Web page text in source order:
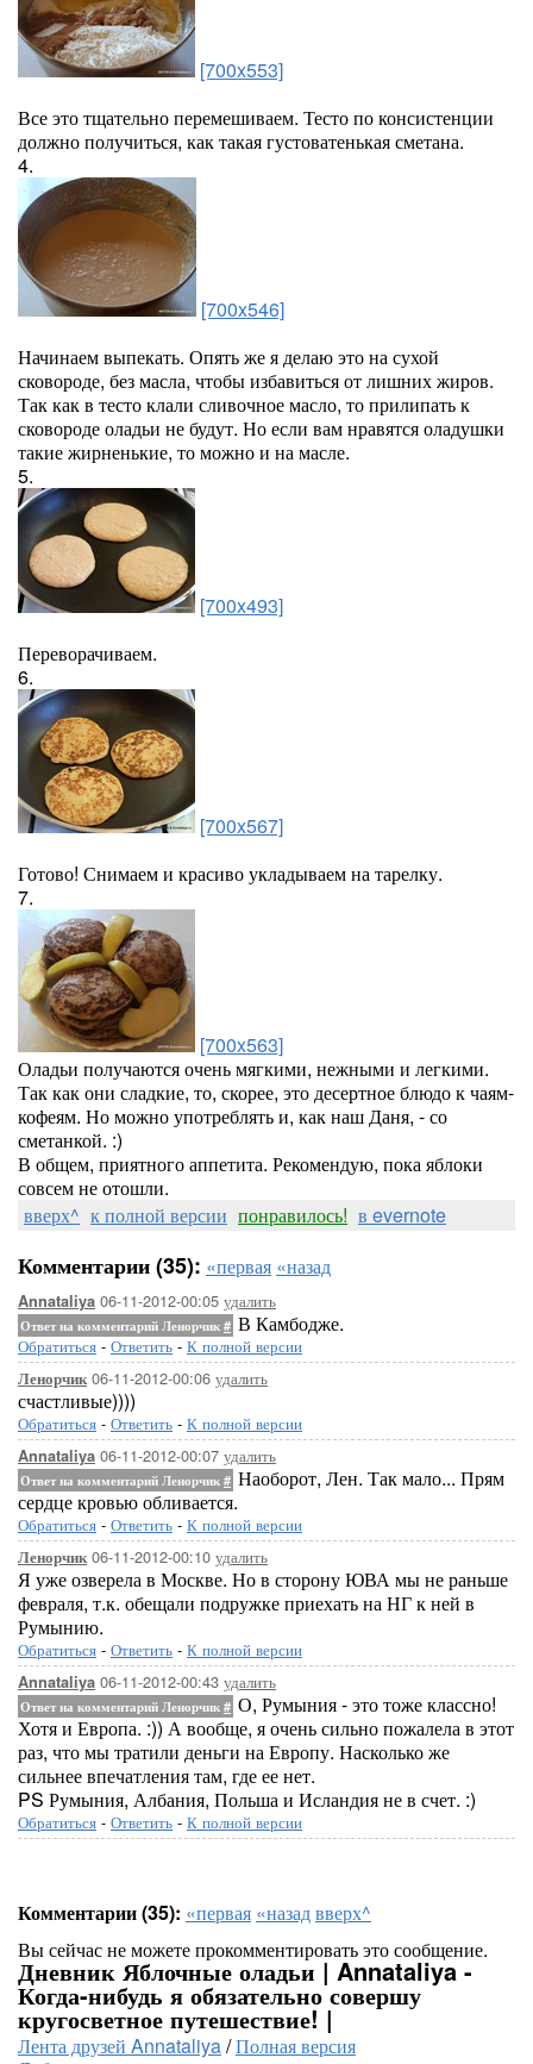
[700x553]
Все это тщательно перемешиваем. Тесто по консистенции
должно получиться, как такая густоватенькая сметана.
4.
[700x546]
Начинаем выпекать. Опять же я делаю это на сухой
сковороде, без масла, чтобы избавиться от лишних жиров.
Так как в тесто клали сливочное масло, то прилипать к
сковороде оладьи не будут. Но если вам нравятся оладушки
такие жирненькие, то можно и на масле.
5.
[700x493]
Переворачиваем.
6.
[700x567]
Готово! Снимаем и красиво укладываем на тарелку.
7.
[700x563]
Оладьи получаются очень мягкими, нежными и легкими.
Так как они сладкие, то, скорее, это десертное блюдо к чаям-
кофеям. Но можно употреблять и, как наш Даня, - со
сметанкой. :)
В общем, приятного аппетита. Рекомендую, пока яблоки
совсем не отошли.
вверх^ к полной версии понравилось! в evernote
Комментарии (35): «первая «назад
Annataliya 06-11-2012-00:05 удалить
Ответ на комментарий Ленорчик # В Камбодже.
Обратиться - Ответить - К полной версии
Ленорчик06-11-2012-00:06 удалить
счастливые))))
Обратиться - Ответить - К полной версии
Annataliya 06-11-2012-00:07 удалить
Ответ на комментарий Ленорчик # Наоборот, Лен. Так мало... Прям
сердце кровью обливается.
Обратиться - Ответить - К полной версии
Ленорчик06-11-2012-00:10 удалить
Я уже озверела в Москве. Но в сторону ЮВА мы не раньше
февраля, т.к. обещали подружке приехать на НГ к ней в
Румынию.
Обратиться - Ответить - К полной версии
Annataliya 06-11-2012-00:43 удалить
Ответ на комментарий Ленорчик # О, Румыния - это тоже классно!
Хотя и Европа. :)) А вообще, я очень сильно пожалела в этот
раз, что мы тратили деньги на Европу. Насколько же
сильнее впечатления там, где ее нет.
PS Румыния, Албания, Польша и Исландия не в счет. :)
Обратиться - Ответить - К полной версии
Комментарии (35): «первая «назадвверх^
Вы сейчас не можете прокомментировать это сообщение.
Дневник Яблочные оладьи | Annataliya -
Когда-нибудь я обязательно совершу
кругосветное путешествие! |
Лента друзей Annataliya/Полная версия